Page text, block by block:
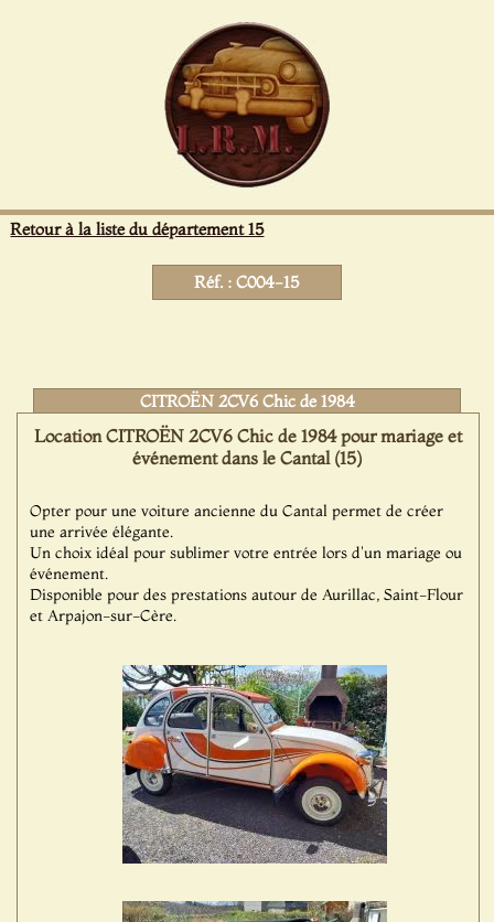
Retour à la liste du département 15
Réf. : C004-15
CITROËN 2CV6 Chic de 1984
Location CITROËN 2CV6 Chic de 1984 pour mariage et
événement dans le Cantal (15)
Opter pour une voiture ancienne du Cantal permet de créer
une arrivée élégante.
Un choix idéal pour sublimer votre entrée lors d'un mariage ou
événement.
Disponible pour des prestations autour de Aurillac, Saint-Flour
et Arpajon-sur-Cère.